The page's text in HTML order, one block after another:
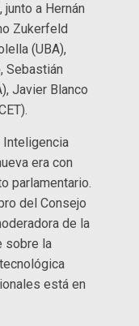
junto a Hernán
Zukerfeld
(UBA),
Sebastián
Javier Blanco
Inteligencia
era con
parlamentario.
del Consejo
de la
sobre la
está en